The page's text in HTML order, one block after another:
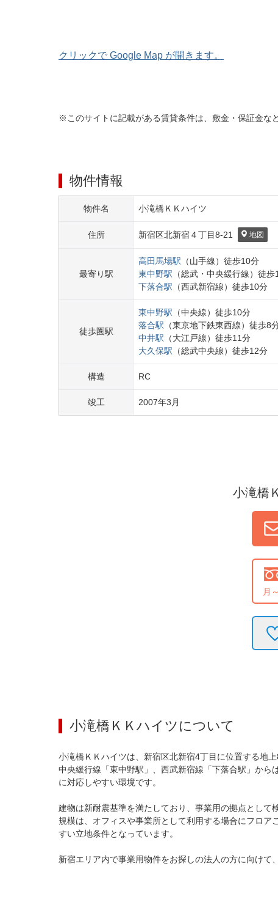
クリックで Google Map が開きます。
※このサイトに記載がある賃貸条件は、敷金・保証金な
物件情報
物件名 小滝橋ＫＫハイツ
住所 新宿区北新宿４丁目8-21 地図
最寄り駅
高田馬場駅 （山手線） 徒歩10分
東中野駅 （総武・中央緩行線） 徒歩
下落合駅 （西武新宿線） 徒歩10分
徒歩圏駅
東中野駅 （中央線） 徒歩10分
落合駅 （東京地下鉄東西線） 徒歩8
中井駅 （大江戸線） 徒歩11分
大久保駅 （総武中央線） 徒歩12分
構造 RC
竣工 2007年3 月
小滝橋
月
小滝橋ＫＫハイツ について
小滝橋ＫＫハイツは、新宿区北新宿4丁目に位置する地
中央緩行線「東中野駅」、西武新宿線「下落合駅」か
に対応しやすい環境です。
建物は新耐震基準を満たしており、事業用の拠点とし
規模は、オフィスや事業所として利用する場合にフロ
すい立地条件となっています。
新宿エリア内で事業用物件をお探しの法人の方に向け